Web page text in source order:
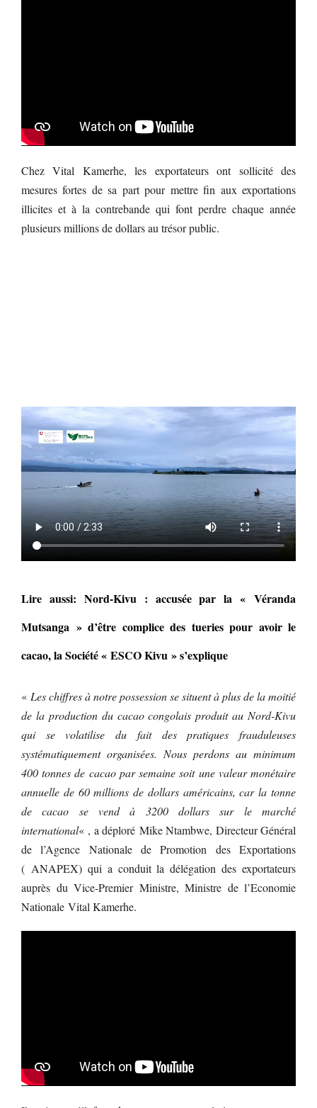
Chez Vital Kamerhe, les exportateurs ont sollicité des
mesures fortes de sa part pour mettre fin aux exportations
illicites et à la contrebande qui font perdre chaque année
plusieurs millions de dollars au trésor public.
Lire aussi: Nord-Kivu : accusée par la « Véranda
Mutsanga » d’être complice des tueries pour avoir le
cacao, la Société « ESCO Kivu » s’explique
« Les chiffres à notre possession se situent à plus de la moitié
de la production du cacao congolais produit au Nord-Kivu
qui se volatilise du fait des pratiques frauduleuses
systématiquement organisées. Nous perdons au minimum
400 tonnes de cacao par semaine soit une valeur monétaire
annuelle de 60 millions de dollars américains, car la tonne
de cacao se vend à 3200 dollars sur le marché
international« , a déploré Mike Ntambwe, Directeur Général
de l’Agence Nationale de Promotion des Exportations
( ANAPEX) qui a conduit la délégation des exportateurs
auprès du Vice-Premier Ministre, Ministre de l’Economie
Nationale Vital Kamerhe.